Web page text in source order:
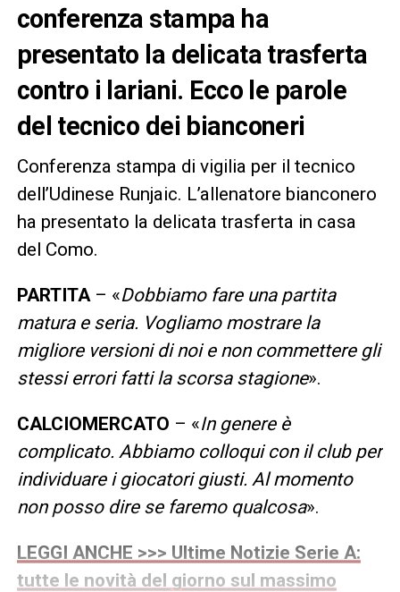
conferenza stampa ha
presentato la delicata trasferta
contro i lariani. Ecco le parole
del tecnico dei bianconeri
Conferenza stampa di vigilia per il tecnico
dell’Udinese Runjaic. L’allenatore bianconero
ha presentato la delicata trasferta in casa
del Como.
PARTITA – «Dobbiamo fare una partita
matura e seria. Vogliamo mostrare la
migliore versioni di noi e non commettere gli
stessi errori fatti la scorsa stagione».
CALCIOMERCATO – «In genere è
complicato. Abbiamo colloqui con il club per
individuare i giocatori giusti. Al momento
non posso dire se faremo qualcosa».
LEGGI ANCHE >>> Ultime Notizie Serie A:
tutte le novità del giorno sul massimo